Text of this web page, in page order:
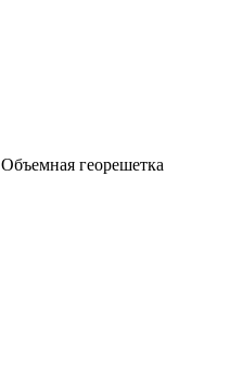
Объемная георешетка